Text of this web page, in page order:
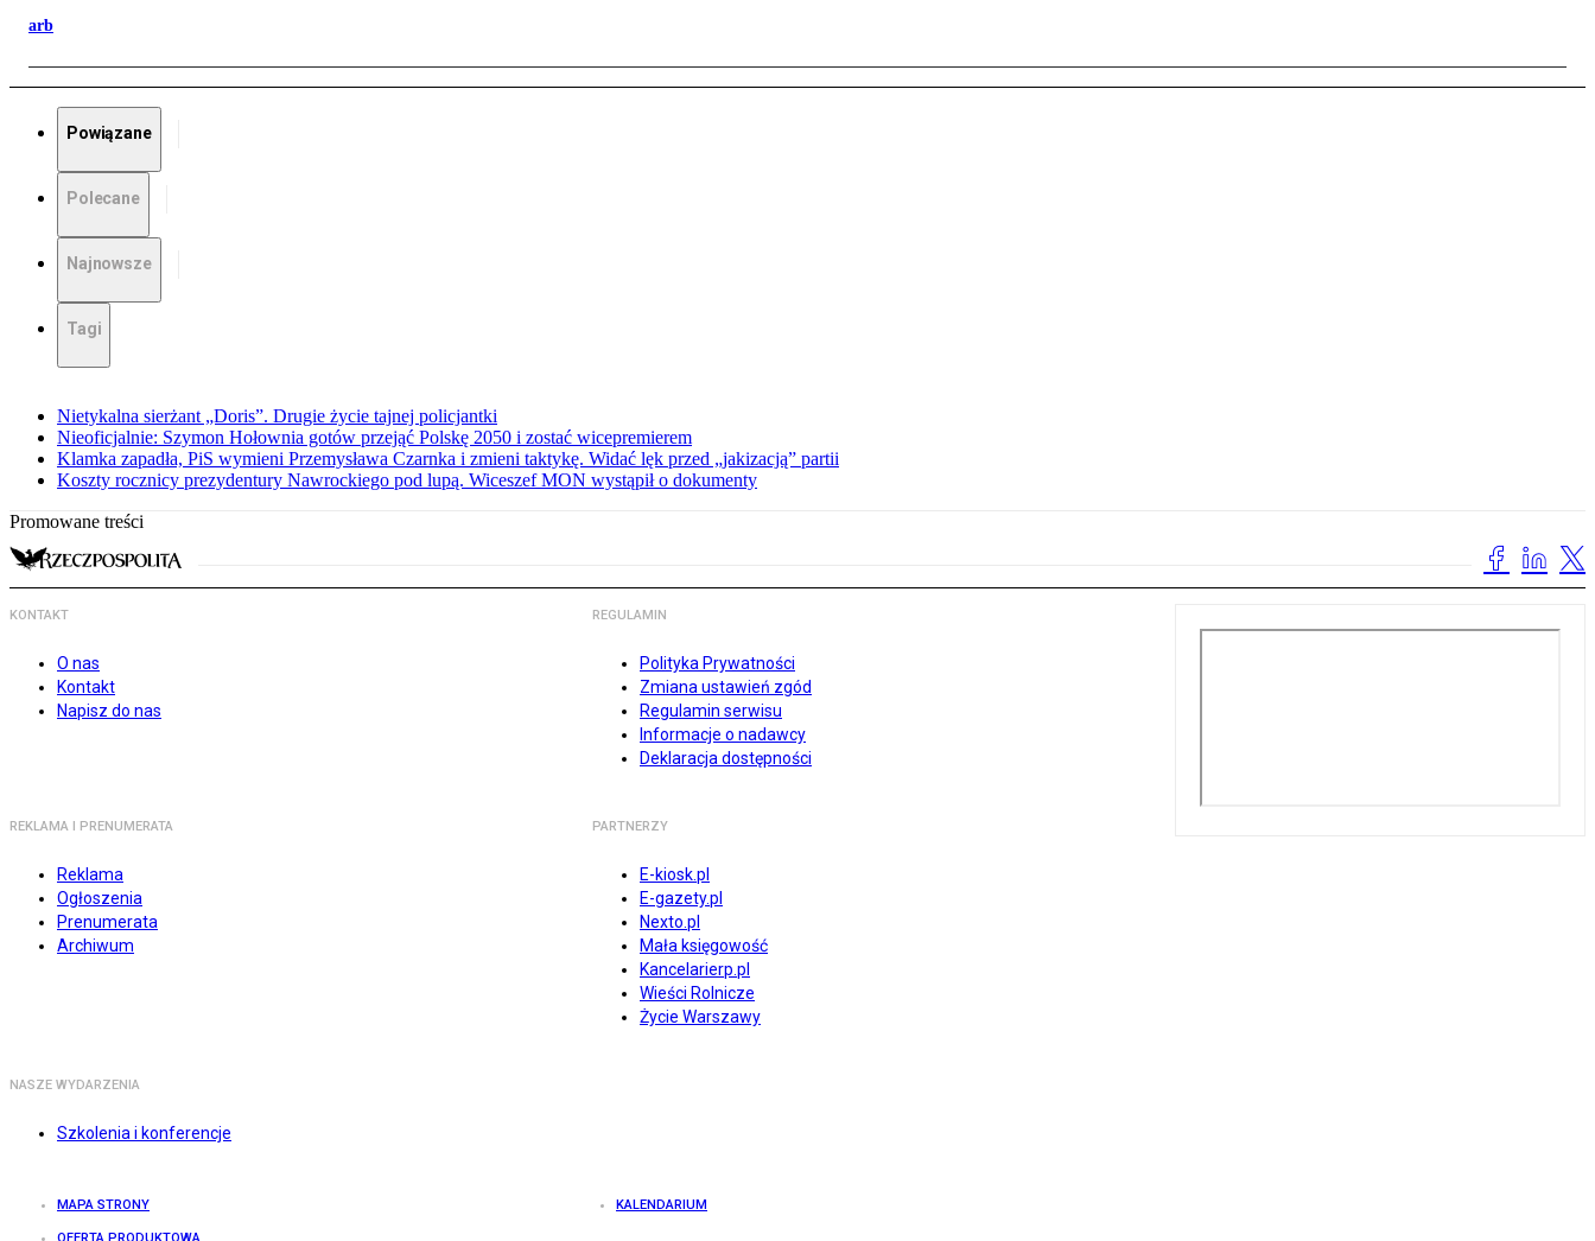
arb
Powiązane
Polecane
Najnowsze
Tagi
Nietykalna sierżant „Doris”. Drugie życie tajnej policjantki
Nieoficjalnie: Szymon Hołownia gotów przejąć Polskę 2050 i zostać wicepremierem
Klamka zapadła, PiS wymieni Przemysława Czarnka i zmieni taktykę. Widać lęk przed „jakizacją” partii
Koszty rocznicy prezydentury Nawrockiego pod lupą. Wiceszef MON wystąpił o dokumenty
Promowane treści
KONTAKT
O nas
Kontakt
Napisz do nas
REGULAMIN
Polityka Prywatności
Zmiana ustawień zgód
Regulamin serwisu
Informacje o nadawcy
Deklaracja dostępności
REKLAMA I PRENUMERATA
Reklama
Ogłoszenia
Prenumerata
Archiwum
PARTNERZY
E-kiosk.pl
E-gazety.pl
Nexto.pl
Mała księgowość
Kancelarierp.pl
Wieści Rolnicze
Życie Warszawy
NASZE WYDARZENIA
Szkolenia i konferencje
MAPA STRONY KALENDARIUM